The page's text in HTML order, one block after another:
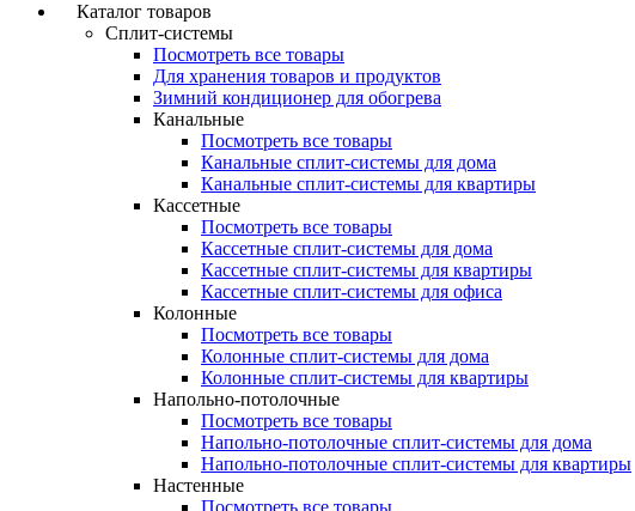
Каталог товаров
Сплит-системы
Посмотреть все товары
Для хранения товаров и продуктов
Зимний кондиционер для обогрева
Канальные
Посмотреть все товары
Канальные сплит-системы для дома
Канальные сплит-системы для квартиры
Кассетные
Посмотреть все товары
Кассетные сплит-системы для дома
Кассетные сплит-системы для квартиры
Кассетные сплит-системы для офиса
Колонные
Посмотреть все товары
Колонные сплит-системы для дома
Колонные сплит-системы для квартиры
Напольно-потолочные
Посмотреть все товары
Напольно-потолочные сплит-системы для дома
Напольно-потолочные сплит-системы для квартиры
Настенные
Посмотреть все товары